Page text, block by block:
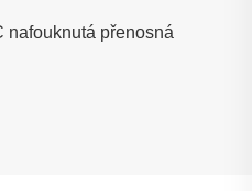
vana z
z nerezové oceli